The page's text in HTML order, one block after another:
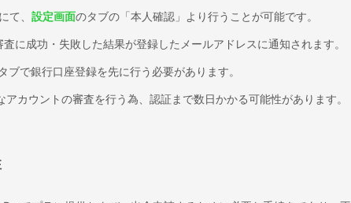
にて、 設定画面のタブの「本人確認」より行うことが可能です。
に成功・失敗した結果が登録したメールアドレスに通知されます。
ブで銀行口座登録を先に行う必要があります。
カウントの審査を行う為、認証まで数日かかる可能性があります。